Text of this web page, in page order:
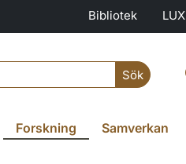
Bibliotek LUX
Sök
Forskning Samverkan